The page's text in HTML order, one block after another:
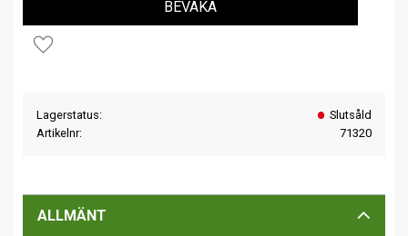
Lägg till i favoriter
BEVAKA
Lagerstatus
Slutsåld
Artikelnr
71320
ALLMÄNT